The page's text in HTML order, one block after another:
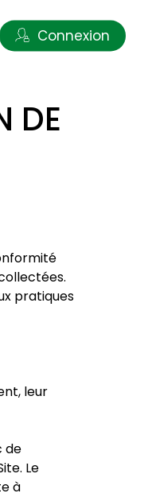
Connexion
DE
pratiques
leur
de
Le
à